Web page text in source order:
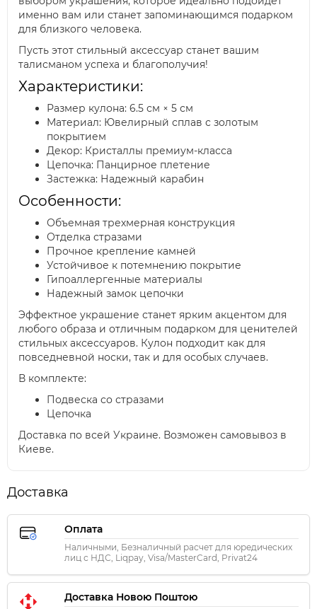
именно вам или станет запоминающимся подарком
для близкого человека.
Пусть этот стильный аксессуар станет вашим
талисманом успеха и благополучия!
Характеристики:
Размер кулона: 6.5 см × 5 см
Материал: Ювелирный сплав с золотым
покрытием
Декор: Кристаллы премиум-класса
Цепочка: Панцирное плетение
Застежка: Надежный карабин
Особенности:
Объемная трехмерная конструкция
Отделка стразами
Прочное крепление камней
Устойчивое к потемнению покрытие
Гипоаллергенные материалы
Надежный замок цепочки
Эффектное украшение станет ярким акцентом для
любого образа и отличным подарком для ценителей
стильных аксессуаров. Кулон подходит как для
повседневной носки, так и для особых случаев.
В комплекте:
Подвеска со стразами
Цепочка
Доставка по всей Украине. Возможен самовывоз в
Киеве.
Доставка
Оплата
Наличными, Безналичный расчет для юредических
лиц с НДС, Liqpay, Visa/MasterCard, Privat24
Доставка Новою Поштою